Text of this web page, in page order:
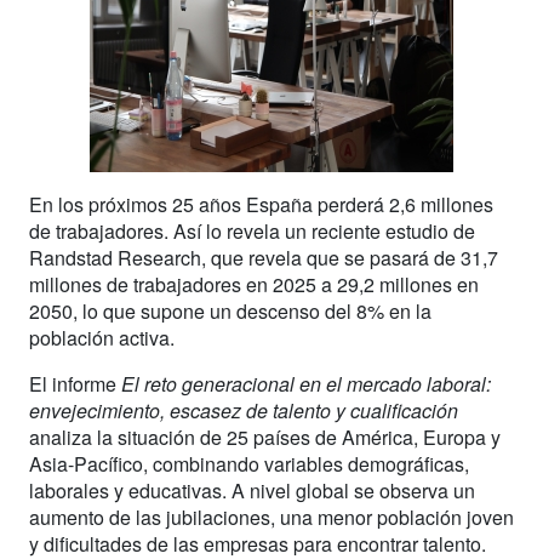
En los próximos 25 años España perderá 2,6 millones
de trabajadores. Así lo revela un reciente estudio de
Randstad Research, que revela que se pasará de 31,7
millones de trabajadores en 2025 a 29,2 millones en
2050, lo que supone un descenso del 8% en la
población activa.
El informe El reto generacional en el mercado laboral:
envejecimiento, escasez de talento y cualificación
analiza la situación de 25 países de América, Europa y
Asia-Pacífico, combinando variables demográficas,
laborales y educativas. A nivel global se observa un
aumento de las jubilaciones, una menor población joven
y dificultades de las empresas para encontrar talento.